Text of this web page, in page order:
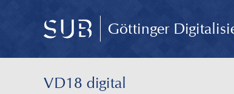
Göttinger
VD18 digital